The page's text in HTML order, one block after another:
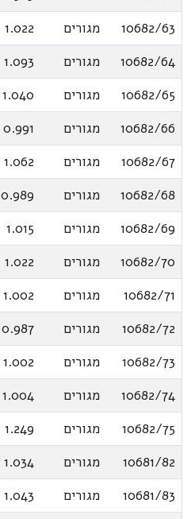
10682/63
מגורים
1.022
10682/64
מגורים
1.093
10682/65
מגורים
1.040
10682/66
מגורים
0.991
10682/67
מגורים
1.062
10682/68
מגורים
0.989
10682/69
מגורים
1.015
10682/70
מגורים
1.022
10682/71
מגורים
1.002
10682/72
מגורים
0.987
10682/73
מגורים
1.002
10682/74
מגורים
1.004
10682/75
מגורים
1.249
10681/82
מגורים
1.034
10681/83
מגורים
1.043